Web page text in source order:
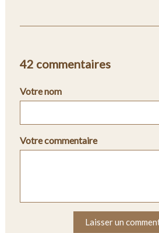
42 commentaires
Votre nom
Votre commentaire
Laisser un